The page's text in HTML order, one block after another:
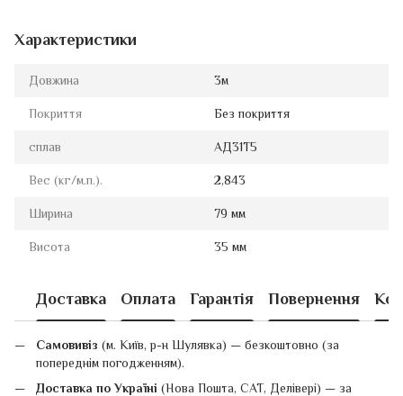
Характеристики
Довжина 3м
Покриття Без покриття
сплав АД31Т5
Вес (кг/м.п.). 2,843
Ширина 79 мм
Висота 35 мм
Доставка Оплата Гарантія Повернення
Самовивіз (м. Київ, р-н Шулявка) — безкоштовно (за
попереднім погодженням).
Доставка по Україні (Нова Пошта, САТ, Делівері) — за